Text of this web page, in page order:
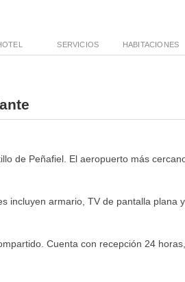
SERVICIOS HABITACIONES
de Peñafiel. El aeropuerto más
incluyen armario, TV de pantalla plana
Cuenta con recepción 24